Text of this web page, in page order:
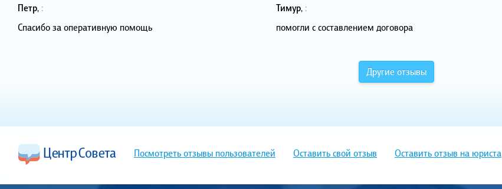
Петр, :
Спасибо за оперативную помощь
Тимур, :
помогли с составлением договора
Другие отзывы
Посмотреть отзывы пользователей Оставить свой отзыв Оставить отзыв на юриста